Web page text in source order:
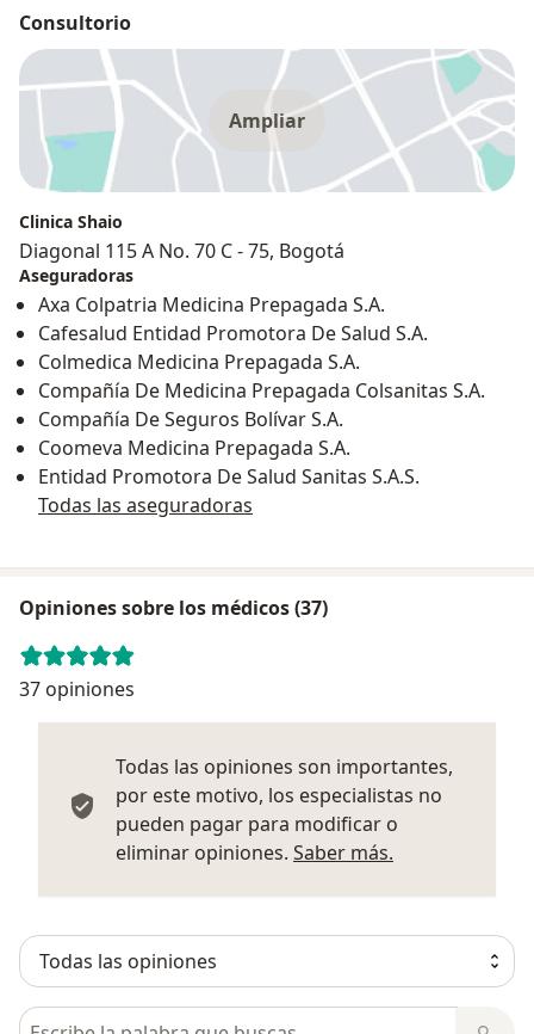
Consultorio
Ampliar
Clinica Shaio
Diagonal 115 A No. 70 C - 75, Bogotá
Aseguradoras
Axa Colpatria Medicina Prepagada S.A.
Cafesalud Entidad Promotora De Salud S.A.
Colmedica Medicina Prepagada S.A.
Compañía De Medicina Prepagada Colsanitas S.A.
Compañía De Seguros Bolívar S.A.
Coomeva Medicina Prepagada S.A.
Entidad Promotora De Salud Sanitas S.A.S.
Todas las aseguradoras
Opiniones sobre los médicos (37)
37 opiniones
Todas las opiniones son importantes,
por este motivo, los especialistas no
pueden pagar para modificar o
eliminar opiniones. Saber más.
Busca en opiniones